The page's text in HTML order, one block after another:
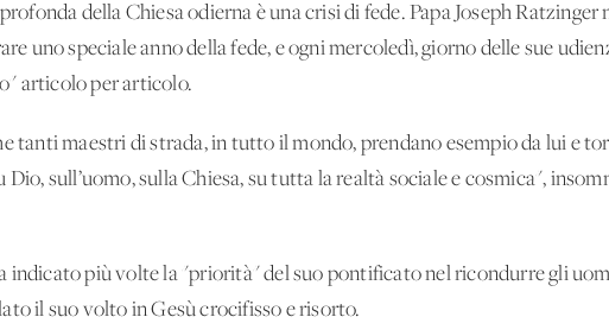
della Chiesa odierna è una crisi di fede. Papa Joseph Ratzinger
uno speciale anno della fede, e ogni mercoledì, giorno delle sue
articolo per articolo.
tanti maestri di strada, in tutto il mondo, prendano esempio da lui e
sull’uomo, sulla Chiesa, su tutta la realtà sociale e cosmica",
indicato più volte la "priorità" del suo pontificato nel ricondurre gli
il suo volto in Gesù crocifisso e risorto.